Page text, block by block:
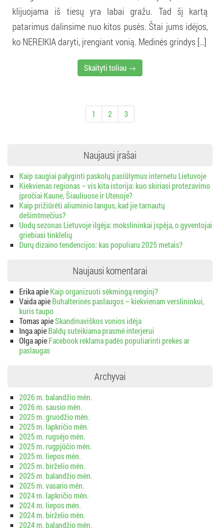
klijuojama iš tiesų yra labai gražu. Tad šį kartą
patarimus dalinsime nuo kitos pusės. Štai jums idėjos,
ko NEREIKIA daryti, įrengiant vonią. Medinės grindys […]
Skaityti toliau →
1 2 3
Naujausi įrašai
Kaip saugiai palyginti paskolų pasiūlymus internetu Lietuvoje
Kiekvienas regionas – vis kita istorija: kuo skiriasi protezavimo
įpročiai Kaune, Šiauliuose ir Utenoje?
Kaip prižiūrėti aliuminio langus, kad jie tarnautų
dešimtmečius?
Uodų sezonas Lietuvoje ilgėja: mokslininkai įspėja, o gyventojai
griebiasi tinklelių
Durų dizaino tendencijos: kas populiaru 2025 metais?
Naujausi komentarai
ErikaapieKaip organizuoti sėkmingą renginį?
VaidaapieBuhalterinės paslaugos – kiekvienam verslininkui,
kuris taupo
TomasapieSkandinaviškos vonios idėja
IngaapieBaldų suteikiama prasmė interjerui
OlgaapieFacebook reklama padės populiarinti prekes ar
paslaugas
Archyvai
2026 m. balandžio mėn.
2026 m. sausio mėn.
2025 m. gruodžio mėn.
2025 m. lapkričio mėn.
2025 m. rugsėjo mėn.
2025 m. rugpjūčio mėn.
2025 m. liepos mėn.
2025 m. birželio mėn.
2025 m. balandžio mėn.
2025 m. vasario mėn.
2024 m. lapkričio mėn.
2024 m. liepos mėn.
2024 m. birželio mėn.
2024 m. balandžio mėn.